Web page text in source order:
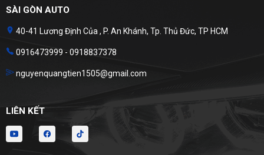
SÀI GÒN AUTO
40-41 Lương Định Của , P. An Khánh, Tp. Thủ Đức, TP HCM
0916473999 - 0918837378
nguyenquangtien1505@gmail.com
LIÊN KẾT